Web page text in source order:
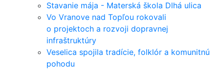
Stavanie mája - Materská škola Dlhá ulica
Vo Vranove nad Topľou rokovali
o projektoch a rozvoji dopravnej
infraštruktúry
Veselica spojila tradície, folklór a komunitnú
pohodu